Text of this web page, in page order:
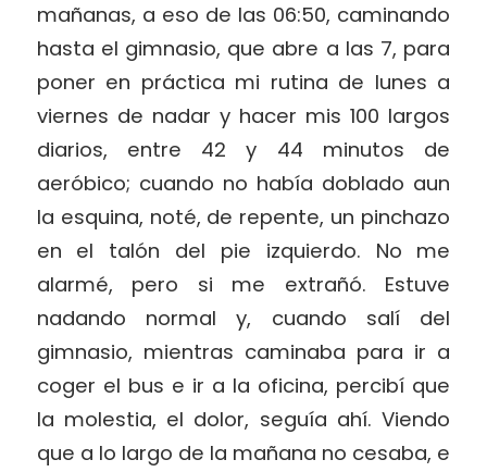
mañanas, a eso de las 06:50, caminando
hasta el gimnasio, que abre a las 7, para
poner en práctica mi rutina de lunes a
viernes de nadar y hacer mis 100 largos
diarios, entre 42 y 44 minutos de
aeróbico; cuando no había doblado aun
la esquina, noté, de repente, un pinchazo
en el talón del pie izquierdo. No me
alarmé, pero si me extrañó. Estuve
nadando normal y, cuando salí del
gimnasio, mientras caminaba para ir a
coger el bus e ir a la oficina, percibí que
la molestia, el dolor, seguía ahí. Viendo
que a lo largo de la mañana no cesaba, e